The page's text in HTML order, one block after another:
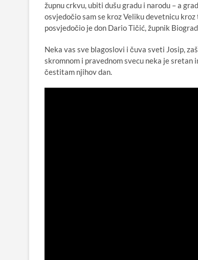
župnu crkvu, ubiti dušu gradu i narodu – a
osvjedočio sam se kroz Veliku devetnicu
posvjedočio je don Dario Tičić, župnik
Neka vas sve blagoslovi i čuva sveti Josip,
skromnom i pravednom svecu neka je sretan
čestitam njihov dan.